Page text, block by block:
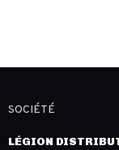
SOCIÉTÉ
LÉGION